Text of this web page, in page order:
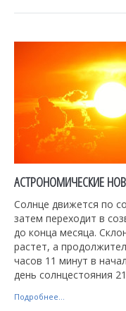
АСТРОНОМИЧЕСКИЕ
Солнце движется по
затем переходит в
до конца месяца.
растет, а
часов 11 минут в
день солнцестояния
Подробнее...